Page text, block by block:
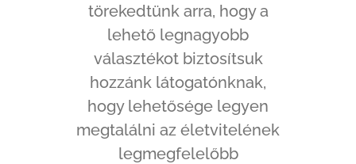
törekedtünk arra, hogy a
lehető legnagyobb
választékot biztosítsuk
hozzánk látogatónknak,
hogy lehetősége legyen
megtalálni az életvitelének
legmegfelelőbb